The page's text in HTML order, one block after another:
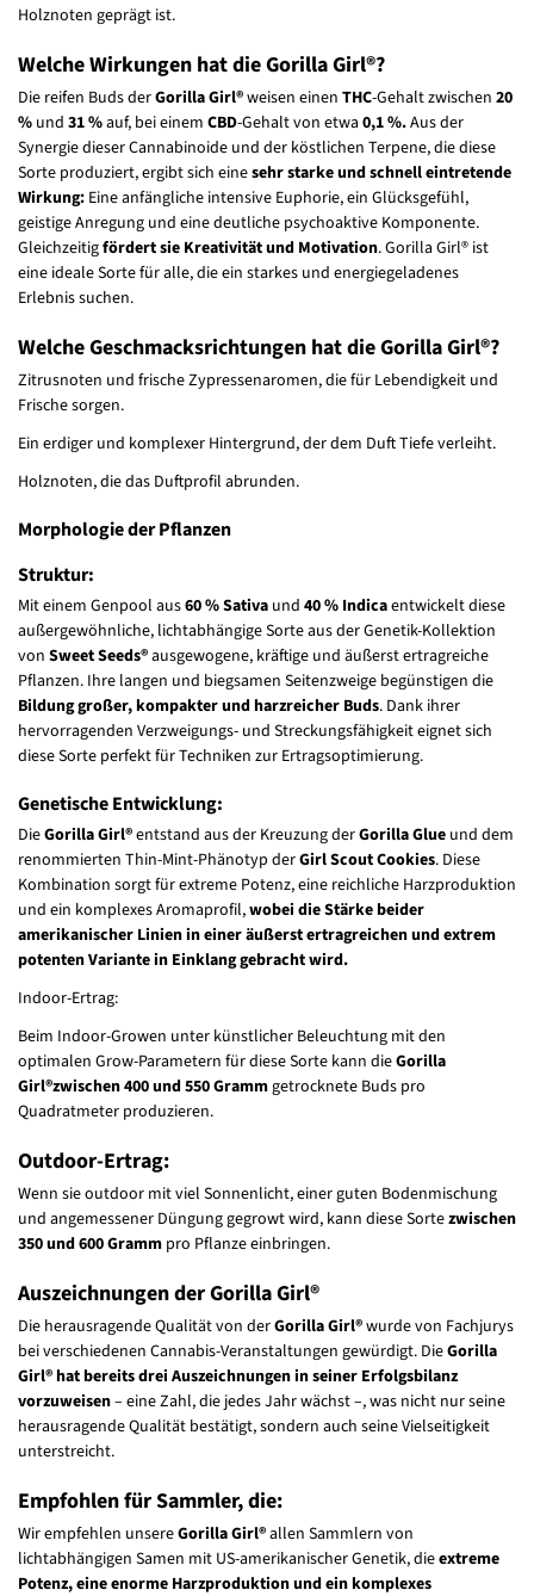
Holznoten geprägt ist.
Welche Wirkungen hat die Gorilla Girl®?
Die reifen Buds derGorilla Girl®weisen einen THC-Gehalt zwischen 20
% und 31 %auf, bei einem CBD-Gehalt von etwa 0,1 %.Aus der
Synergie dieser Cannabinoide und der köstlichen Terpene, die diese
Sorte produziert, ergibt sich einesehr starke und schnell eintretende
Wirkung: Eine anfängliche intensive Euphorie, ein Glücksgefühl,
geistige Anregung und eine deutliche psychoaktive Komponente.
Gleichzeitigfördert sie Kreativität und Motivation. Gorilla Girl® ist
eine ideale Sorte für alle, die ein starkes und energiegeladenes
Erlebnis suchen.
Welche Geschmacksrichtungen hat die Gorilla Girl®?
Zitrusnoten und frische Zypressenaromen, die für Lebendigkeit und
Frische sorgen.
Ein erdiger und komplexer Hintergrund, der dem Duft Tiefe verleiht.
Holznoten, die das Duftprofil abrunden.
Morphologie der Pflanzen
Struktur:
Mit einem Genpool aus60 % Sativa und 40 % Indicaentwickelt diese
außergewöhnliche, lichtabhängige Sorte aus der Genetik-Kollektion
von Sweet Seeds®ausgewogene, kräftige und äußerst ertragreiche
Pflanzen. Ihre langen und biegsamen Seitenzweige begünstigen die
Bildung großer, kompakter und harzreicher Buds. Dank ihrer
hervorragenden Verzweigungs- und Streckungsfähigkeit eignet sich
diese Sorte perfekt für Techniken zur Ertragsoptimierung.
Genetische Entwicklung:
DieGorilla Girl®entstand aus der Kreuzung derGorilla Glue und dem
renommierten Thin-Mint-Phänotyp derGirl Scout Cookies. Diese
Kombination sorgt für extreme Potenz, eine reichliche Harzproduktion
und ein komplexes Aromaprofil,wobei die Stärke beider
amerikanischer Linien in einer äußerst ertragreichen und extrem
potenten Variante in Einklang gebracht wird.
Indoor-Ertrag:
Beim Indoor-Growen unter künstlicher Beleuchtung mit den
optimalen Grow-Parametern für diese Sorte kann dieGorilla
Girl®zwischen 400 und 550 Grammgetrocknete Buds pro
Quadratmeter produzieren.
Outdoor-Ertrag:
Wenn sie outdoor mit viel Sonnenlicht, einer guten Bodenmischung
und angemessener Düngung gegrowt wird, kann diese Sortezwischen
350 und 600 Gramm pro Pflanze einbringen.
Auszeichnungen der Gorilla Girl®
Die herausragende Qualität von derGorilla Girl®wurde von Fachjurys
bei verschiedenen Cannabis-Veranstaltungen gewürdigt. DieGorilla
Girl® hat bereits drei Auszeichnungen in seiner Erfolgsbilanz
vorzuweisen– eine Zahl, die jedes Jahr wächst –, was nicht nur seine
herausragende Qualität bestätigt, sondern auch seine Vielseitigkeit
unterstreicht.
Empfohlen für Sammler, die:
Wir empfehlen unsereGorilla Girl®allen Sammlern von
lichtabhängigen Samen mit US-amerikanischer Genetik, dieextreme
Potenz, eine enorme Harzproduktion und ein komplexes